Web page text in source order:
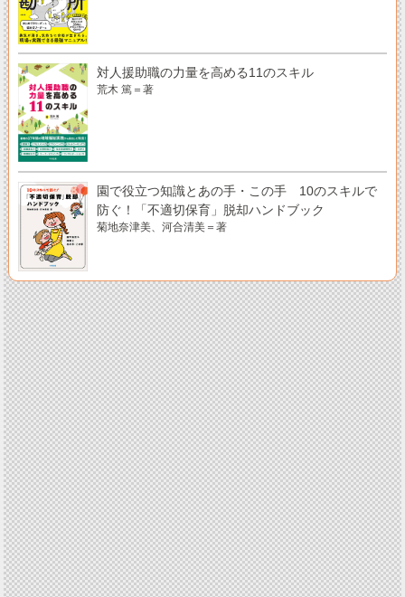
対人援助職の力量を高める11のスキル
荒木 篤＝著
園で役立つ知識とあの手・この手 10のスキルで
防ぐ！「不適切保育」脱却ハンドブック
菊地奈津美、河合清美＝著